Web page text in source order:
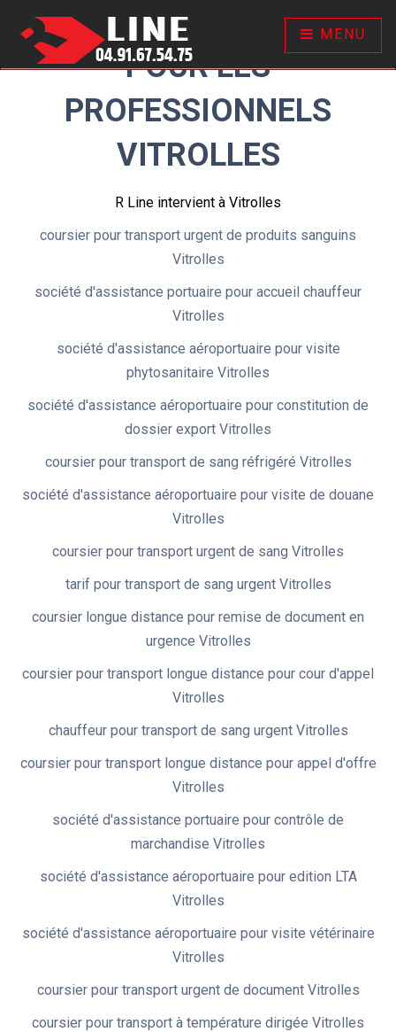
MENU
R LINE VOTRE COURSIER
POUR LES
PROFESSIONNELS
VITROLLES
R Line intervient à Vitrolles
coursier pour transport urgent de produits sanguins
Vitrolles
société d'assistance portuaire pour accueil chauffeur
Vitrolles
société d'assistance aéroportuaire pour visite
phytosanitaire Vitrolles
société d'assistance aéroportuaire pour constitution de
dossier export Vitrolles
coursier pour transport de sang réfrigéré Vitrolles
société d'assistance aéroportuaire pour visite de douane
Vitrolles
coursier pour transport urgent de sang Vitrolles
tarif pour transport de sang urgent Vitrolles
coursier longue distance pour remise de document en
urgence Vitrolles
coursier pour transport longue distance pour cour d'appel
Vitrolles
chauffeur pour transport de sang urgent Vitrolles
coursier pour transport longue distance pour appel d'offre
Vitrolles
société d'assistance portuaire pour contrôle de
marchandise Vitrolles
société d'assistance aéroportuaire pour edition LTA
Vitrolles
société d'assistance aéroportuaire pour visite vétérinaire
Vitrolles
coursier pour transport urgent de document Vitrolles
coursier pour transport à température dirigée Vitrolles